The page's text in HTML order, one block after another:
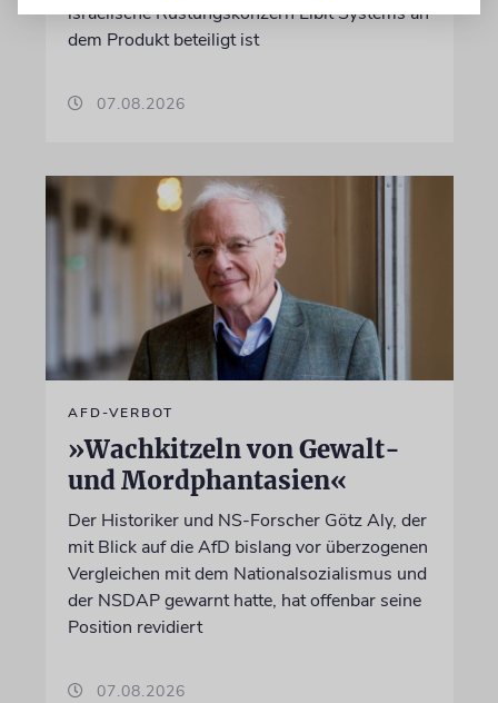
israelische Rüstungskonzern Elbit Systems an
dem Produkt beteiligt ist
07.08.2026
AFD-VERBOT
»Wachkitzeln von Gewalt-
und Mordphantasien«
Der Historiker und NS-Forscher Götz Aly, der
mit Blick auf die AfD bislang vor überzogenen
Vergleichen mit dem Nationalsozialismus und
der NSDAP gewarnt hatte, hat offenbar seine
Position revidiert
07.08.2026